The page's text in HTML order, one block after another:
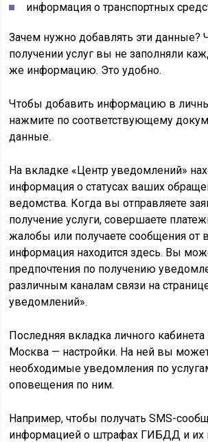
информация о транспортных
Зачем нужно добавлять эти данные?
получении услуг вы не заполняли
же информацию. Это удобно.
Чтобы добавить информацию в
нажмите по соответствующему
данные.
На вкладке «Центр уведомлений»
информация о статусах ваших
ведомства. Когда вы отправляете
получение услуги, совершаете
жалобы или получаете сообщения от
информация находится здесь. Вы
предпочтения по получению
различным каналам связи на
уведомлений».
Последняя вкладка личного кабинета
Москва — настройки. На ней вы
необходимые уведомления по
оповещения по ним.
Например, чтобы получать SMS-
информацией о штрафах ГИБДД и